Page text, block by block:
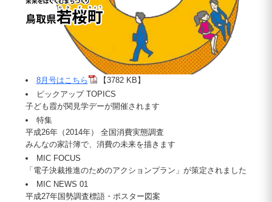
8月号はこちら
【3782 KB】
ピックアップ TOPICS
子ども霞が関見学デーが開催されます
特集
平成26年（2014年） 全国消費実態調査
みんなの家計簿で、消費の未来を描きます
MIC FOCUS
「電子決裁推進のためのアクションプラン」が策定されました
MIC NEWS 01
平成27年国勢調査標語・ポスター図案